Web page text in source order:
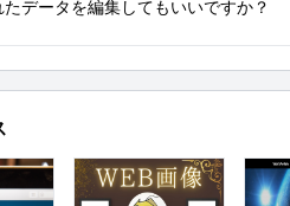
データを編集してもいいですか？